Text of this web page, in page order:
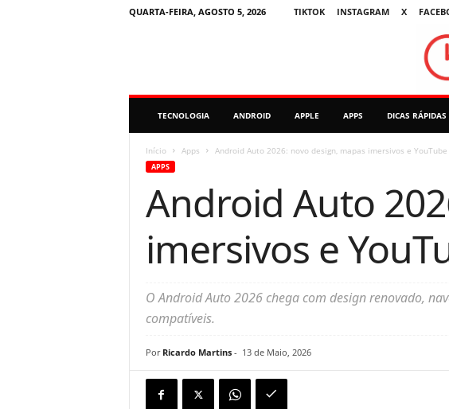
QUARTA-FEIRA, AGOSTO 5, 2026 TIKTOK INSTAGRAM X
M
n
TECNOLOGIA ANDROID APPLE APPS DICAS RÁPIDAS
Início Apps Android Auto 2026: novo design, mapas imersivos e
APPS
Android Auto
imersivos e
O Android Auto 2026 chega com design renovado,
compatíveis.
Por Ricardo Martins- 13 de Maio, 2026